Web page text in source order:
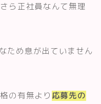
ら正社員なんて無理
ため息が出ていません
の有無より 応募先の